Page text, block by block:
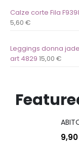
Calze corte Fila
5,60 €
Leggings donna
art 4829 15,00 €
9,90